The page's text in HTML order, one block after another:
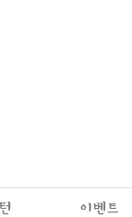
이벤트